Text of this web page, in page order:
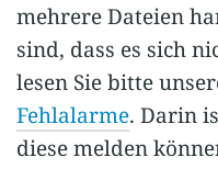
mehrere Dateien
sind, dass es sich
lesen Sie bitte
Fehlalarme. Darin
diese melden